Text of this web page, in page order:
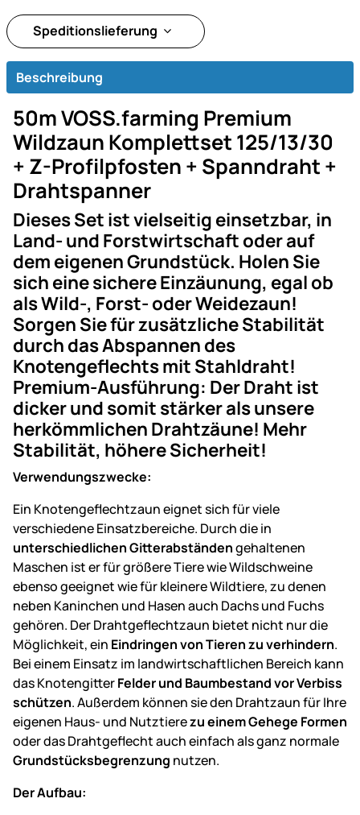
Speditionslieferung
Beschreibung
50m VOSS.farming Premium
Wildzaun Komplettset 125/13/30
+ Z-Profilpfosten + Spanndraht +
Drahtspanner
Dieses Set ist vielseitig einsetzbar, in
Land- und Forstwirtschaft oder auf
dem eigenen Grundstück. Holen Sie
sich eine sichere Einzäunung, egal ob
als Wild-, Forst- oder Weidezaun!
Sorgen Sie für zusätzliche Stabilität
durch das Abspannen des
Knotengeflechts mit Stahldraht!
Premium-Ausführung: Der Draht ist
dicker und somit stärker als unsere
herkömmlichen Drahtzäune! Mehr
Stabilität, höhere Sicherheit!
Verwendungszwecke:
Ein Knotengeflechtzaun eignet sich für viele
verschiedene Einsatzbereiche. Durch die in
unterschiedlichen Gitterabständengehaltenen
Maschen ist er für größere Tiere wie Wildschweine
ebenso geeignet wie für kleinere Wildtiere, zu denen
neben Kaninchen und Hasen auch Dachs und Fuchs
gehören. Der Drahtgeflechtzaun bietet nicht nur die
Möglichkeit, ein Eindringen von Tieren zu verhindern.
Bei einem Einsatz im landwirtschaftlichen Bereich kann
das KnotengitterFelder und Baumbestand vor Verbiss
schützen. Außerdem können sie den Drahtzaun für Ihre
eigenen Haus- und Nutztierezu einem Gehege Formen
oder das Drahtgeflecht auch einfach als ganz normale
Grundstücksbegrenzung nutzen.
Der Aufbau: